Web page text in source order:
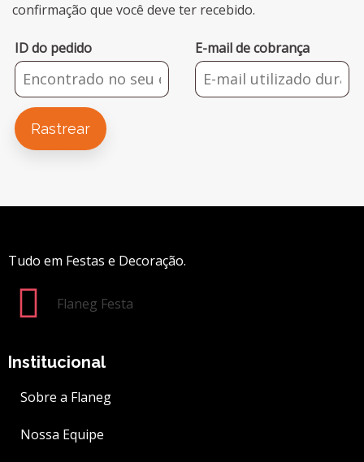
confirmação que você deve ter recebido.
ID do pedido E-mail de cobrança
Rastrear
Tudo em Festas e Decoração.
Flaneg Festa
Institucional
Sobre a Flaneg
Nossa Equipe